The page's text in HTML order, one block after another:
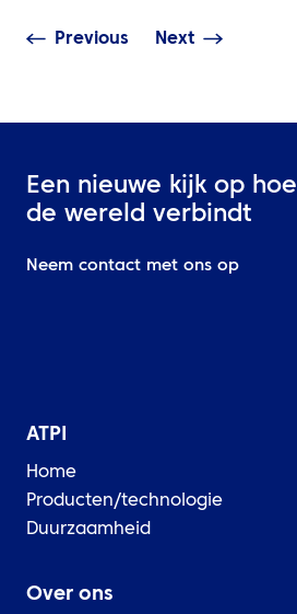
Previous Next
Een nieuwe kijk op hoe
de wereld verbindt
Neem contact met ons op
ATPI
Home
Producten/technologie
Duurzaamheid
Over ons